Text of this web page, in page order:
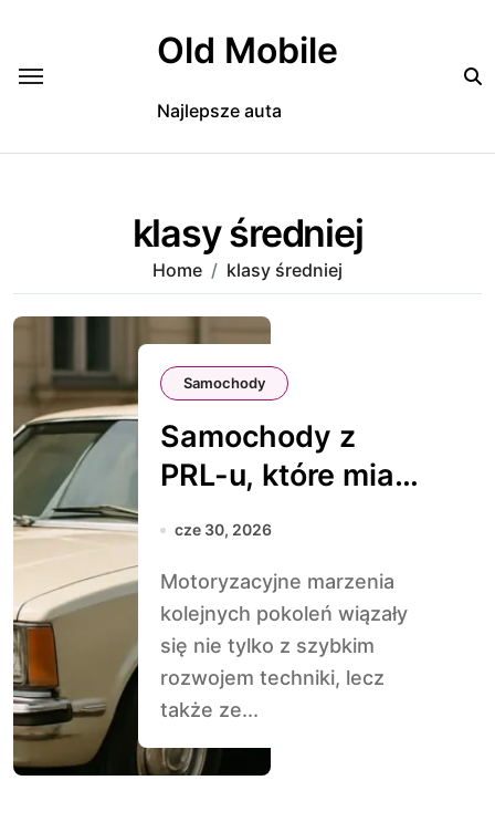
Old Mobile
Najlepsze auta
klasy średniej
Home klasy średniej
Samochody
Samochody z
PRL-u, które miały
być luksusowe
cze 30, 2026
Motoryzacyjne marzenia
kolejnych pokoleń wiązały
się nie tylko z szybkim
rozwojem techniki, lecz
także ze...